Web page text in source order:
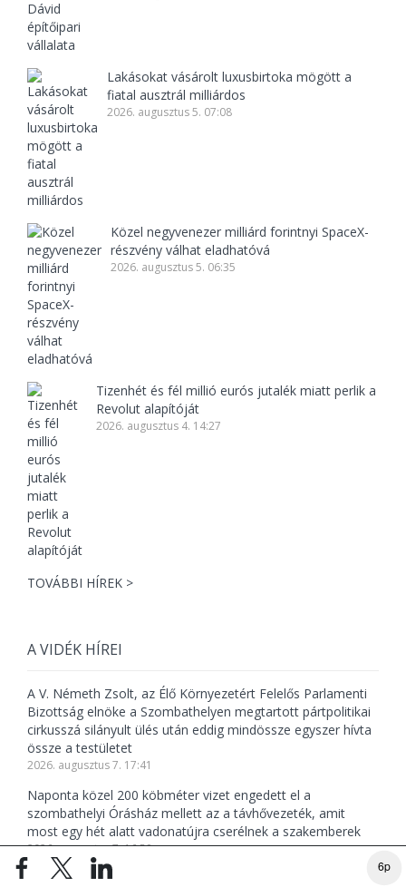
6p
Lakásokat vásárolt luxusbirtoka mögött a
fiatal ausztrál milliárdos
2026. augusztus 5. 07:08
Közel negyvenezer milliárd forintnyi SpaceX-
részvény válhat eladhatóvá
2026. augusztus 5. 06:35
Tizenhét és fél millió eurós jutalék miatt perlik a
Revolut alapítóját
2026. augusztus 4. 14:27
TOVÁBBI HÍREK >
A VIDÉK HÍREI
A V. Németh Zsolt, az Élő Környezetért Felelős Parlamenti
Bizottság elnöke a Szombathelyen megtartott pártpolitikai
cirkusszá silányult ülés után eddig mindössze egyszer hívta
össze a testületet
2026. augusztus 7. 17:41
Naponta közel 200 köbméter vizet engedett el a
szombathelyi Órásház mellett az a távhővezeték, amit
most egy hét alatt vadonatújra cserélnek a szakemberek
2026. augusztus 7. 16:58
Régióvezető lett a TISZÁ-nál az exjobbikos Szalai Bálint